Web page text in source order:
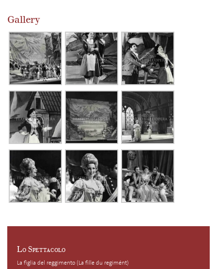
Gallery
Lo Spettacolo
La figlia del reggimento (La fille du regimént)